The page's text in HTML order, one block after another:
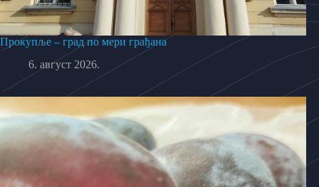
Прокупље – град по мери грађана
6. август 2026.